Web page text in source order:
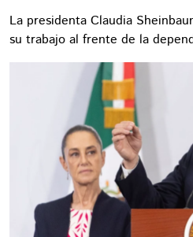
La presidenta Claudia
su trabajo al frente de la